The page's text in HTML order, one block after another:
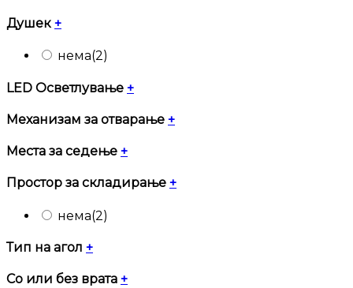
Душек +
нема(2)
LED Осветлување +
Механизам за отварање +
Места за седење +
Простор за складирање +
нема(2)
Тип на агол +
Со или без врата +